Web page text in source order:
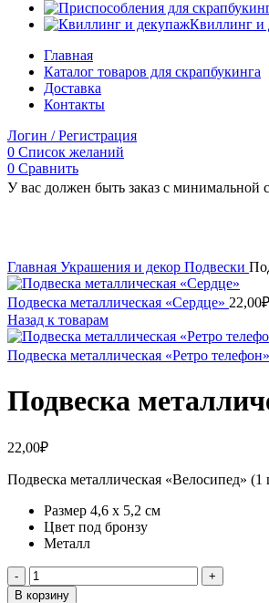
Квиллинг и
Главная
Каталог товаров для скрапбукинга
Доставка
Контакты
Логин / Регистрация
0 Список желаний
0 Сравнить
У вас должен быть заказ с минимальной
Главная Украшения и декор Подвески
Подвеска металлическая «Сердце» 22,00₽
Назад к товарам
Подвеска металлическая «Ретро телефон»
Подвеска
22,00₽
Подвеска металлическая «Велосипед» (1
Размер 4,6 х 5,2 см
Цвет под бронзу
Металл
Количество
товара
В корзину